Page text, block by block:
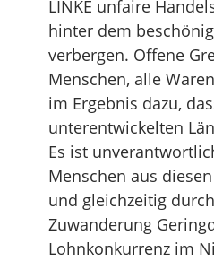
LINKE unfaire
hinter dem
verbergen. Offene
Menschen, alle
im Ergebnis dazu,
unterentwickelten
Es ist
Menschen aus
und gleichzeitig
Zuwanderung
Lohnkonkurrenz im